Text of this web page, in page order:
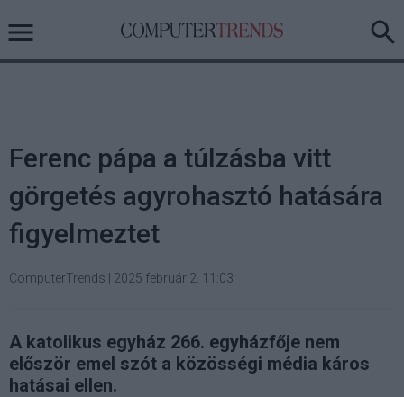
Ferenc pápa a túlzásba vitt
görgetés agyrohasztó hatására
figyelmeztet
ComputerTrends 2025 február 2. 11:03
A katolikus egyház 266. egyházfője nem
először emel szót a közösségi média káros
hatásai ellen.